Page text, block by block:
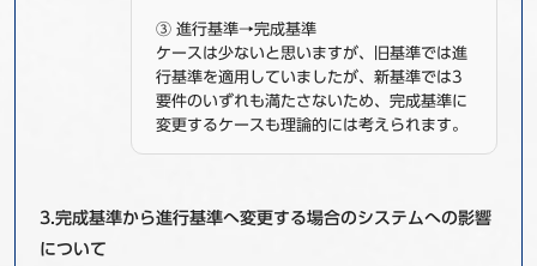
③ 進行基準→完成基準
ケースは少ないと思いますが、旧基準では進
行基準を適用していましたが、新基準では3
要件のいずれも満たさないため、完成基準に
変更するケースも理論的には考えられます。
3.完成基準から進行基準へ変更する場合のシステムへの影響
について